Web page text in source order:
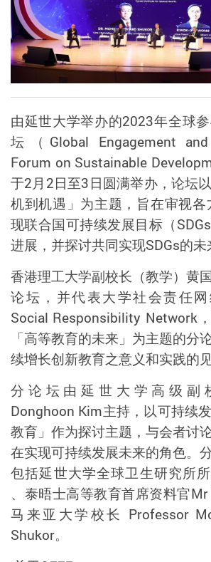
由延世大学举办的2023年全球
坛（ Global Engagement
Forum on Sustainable
于2月 2日至3日圆满举办，论坛
机到机遇」为主题，旨在审视各
现联合国可持续发展目标（SDGs
进展，并探讨共同实现SDGs的未
香港理工大学副校长（教学） 黄
论坛，并代表大学社会责任网
Social Responsibility Network，
「高等教育的未来」为主题的分
续增长创新教育之意义和实践的见
分论坛由延世大学高级副
Donghoon Kim主持，以可持续
教育」作为探讨主题，与会者讨
在实现可持续发展未来的角色。
包括延世大学全球卫生研究所
、泰晤士高等教育首席资料官
马来亚大学校长 Professor
Shukor。